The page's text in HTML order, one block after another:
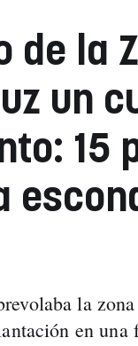
de la
un
15
la
en una